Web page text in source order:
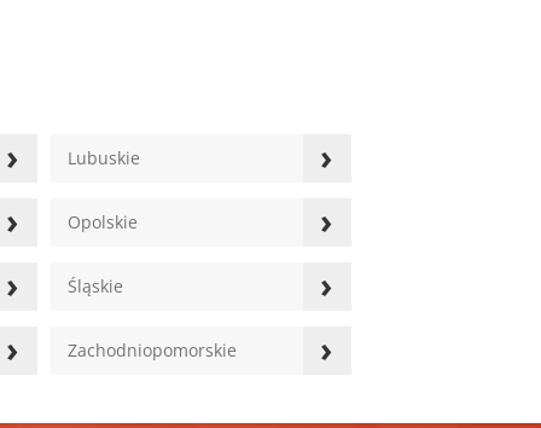
› Lubuskie
›
›
Opolskie
›
›
Śląskie
›
›
Zachodniopomorskie ›